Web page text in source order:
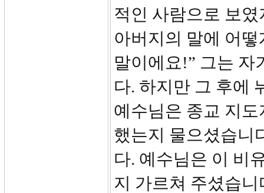
적인 사람으로 보
아버지의 말에 어
말이에요!” 그는 자
다. 하지만 그 후에
예수님은 종교 지
했는지 물으셨습니
다. 예수님은 이 비
지 가르쳐 주셨습